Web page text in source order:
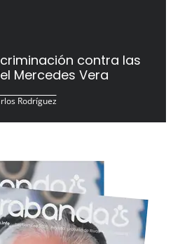
contra las
Mercedes Vera
Rodríguez